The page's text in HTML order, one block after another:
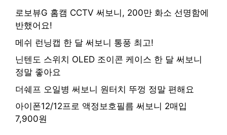
로보뷰G 홈캠 CCTV 써보니, 200만 화소 선명함에
반했어요!
메쉬 런닝캡 한 달 써보니 통풍 최고!
닌텐도 스위치 OLED 조이콘 케이스 한 달 써보니
정말 좋아요
더쉐프 오일병 써보니 원터치 뚜껑 정말 편해요
아이폰12/12프로 액정보호필름 써보니 2매입
7,900원